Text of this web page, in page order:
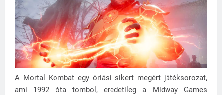
A Mortal Kombat egy óriási sikert megért játéksorozat,
ami 1992 óta tombol, eredetileg a Midway Games